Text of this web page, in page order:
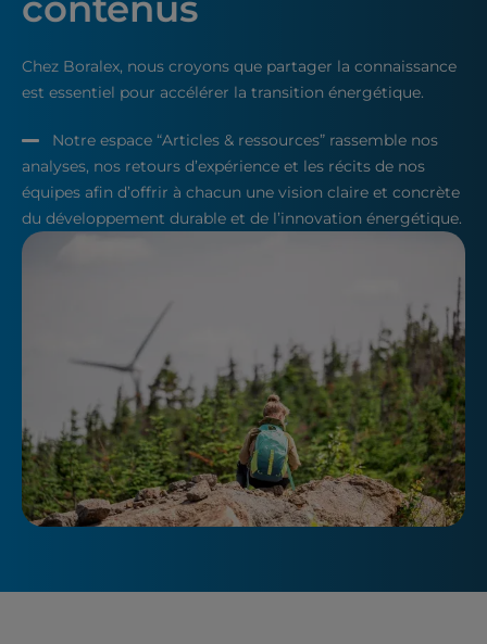
Chez Boralex, nous croyons que partager la connaissance
est essentiel pour accélérer la transition énergétique.
Notre espace “Articles & ressources” rassemble nos
analyses, nos retours d’expérience et les récits de nos
équipes afin d’offrir à chacun une vision claire et concrète
du développement durable et de l’innovation énergétique.